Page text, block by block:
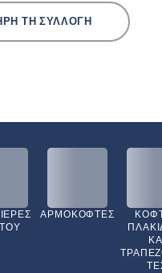
ΤΗ ΣΥΛΛΟΓΉ
ΑΡΜΟΚΌΦΤΕΣ